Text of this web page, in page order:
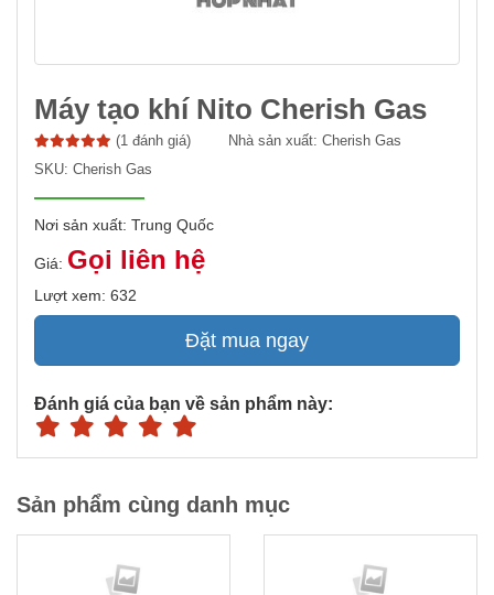
Máy tạo khí Nito Cherish Gas
(1 đánh giá) Nhà sản xuất: Cherish Gas
SKU: Cherish Gas
Nơi sản xuất: Trung Quốc
Giá: Gọi liên hệ
Lượt xem: 632
Đặt mua ngay
Đánh giá của bạn về sản phẩm này:
Sản phẩm cùng danh mục